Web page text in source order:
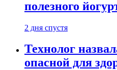
полезного
2 дня спустя
Технолог
опасной для